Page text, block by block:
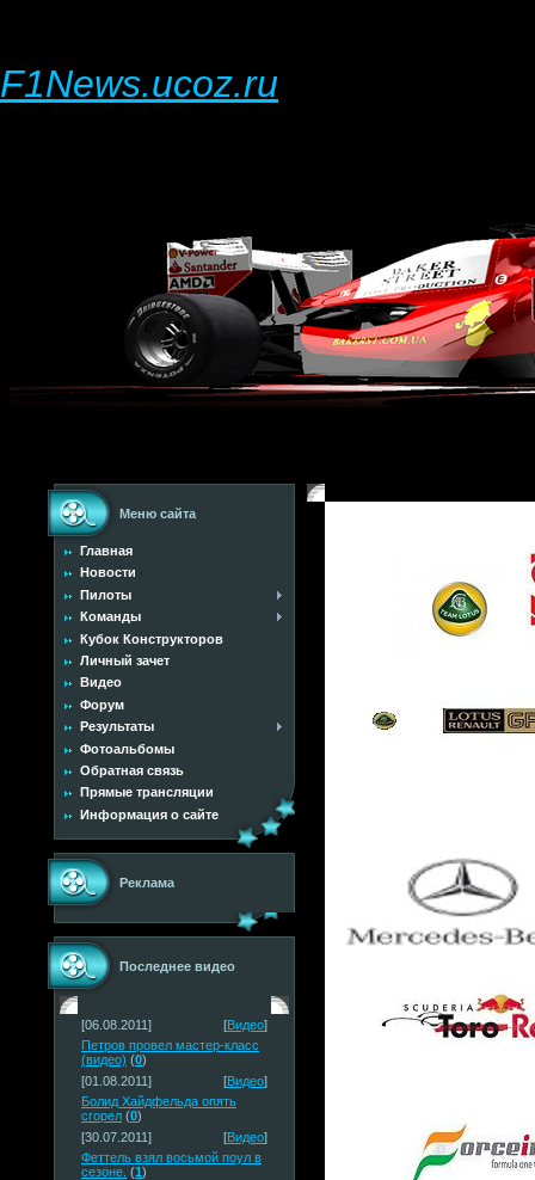
F1News.ucoz.ru
Меню сайта
Главная
Новости
Пилоты
Команды
Кубок Конструкторов
Личный зачет
Видео
Форум
Результаты
Фотоальбомы
Обратная связь
Прямые трансляции
Информация о сайте
Реклама
Последнее видео
[06.08.2011] [Видео]
Петров провел мастер-класс
(видео) (0)
[01.08.2011]
[Видео]
Болид Хайдфельда опять
сгорел (0)
[30.07.2011]
[Видео]
Феттель взял восьмой поул в
сезоне. (1)